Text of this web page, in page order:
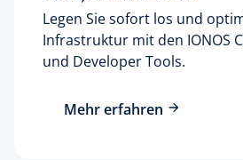
Legen Sie sofort los und
Infrastruktur mit den IONOS
und Developer Tools.
Mehr erfahren